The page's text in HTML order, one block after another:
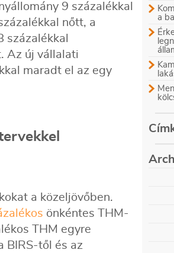
9 százalékkal
nőtt, a
százalékkal
Az új vállalati
maradt el az egy
a közeljövőben.
önkéntes THM-
THM egyre
BIRS-től és az
a